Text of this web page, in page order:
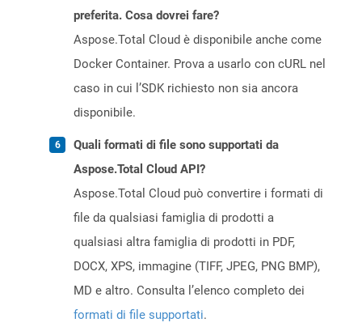
preferita. Cosa dovrei fare?
Aspose.Total Cloud è disponibile anche come
Docker Container. Prova a usarlo con cURL nel
caso in cui l’SDK richiesto non sia ancora
disponibile.
Quali formati di file sono supportati da
Aspose.Total Cloud API?
Aspose.Total Cloud può convertire i formati di
file da qualsiasi famiglia di prodotti a
qualsiasi altra famiglia di prodotti in PDF,
DOCX, XPS, immagine (TIFF, JPEG, PNG BMP),
MD e altro. Consulta l’elenco completo dei
formati di file supportati.